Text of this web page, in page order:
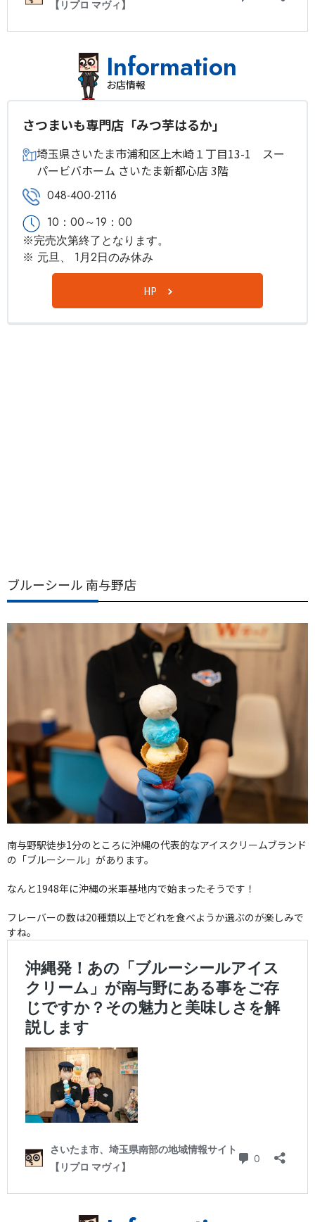
Information
お店情報
さつまいも専門店「みつ芋はるか」
埼玉県さいたま市浦和区上木崎１丁目13-1 スー
パービバホーム さいたま新都心店 3階
048-400-2116
10：00～19：00
※完売次第終了となります。
※ 元旦、 1月2日のみ休み
HP
ブルーシール 南与野店
南与野駅徒歩1分のところに沖縄の代表的なアイスクリームブランド
の「ブルーシール」があります。
なんと1948年に沖縄の米軍基地内で始まったそうです！
フレーバーの数は20種類以上でどれを食べようか選ぶのが楽しみで
すね。